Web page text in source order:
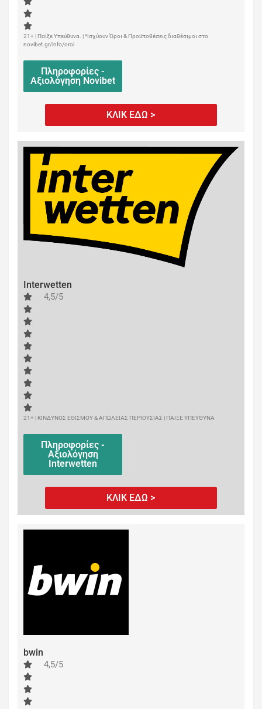
21+ | Παίξε Υπεύθυνα. | *Ισχύουν Όροι & Προϋποθέσεις διαθέσιμοι στο
novibet.gr/info/oroi
Πληροφορίες -
Αξιολόγηση Novibet
ΚΛΙΚ ΕΔΩ >
Interwetten
4,5/5
21+ | ΚΙΝΔΥΝΟΣ ΕΘΙΣΜΟΥ & ΑΠΩΛΕΙΑΣ ΠΕΡΙΟΥΣΙΑΣ | ΠΑΙΞΕ ΥΠΕΥΘΥΝΑ
Πληροφορίες -
Αξιολόγηση
Interwetten
ΚΛΙΚ ΕΔΩ >
bwin
4,5/5